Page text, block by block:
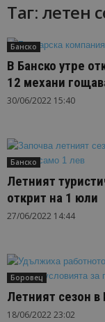
Таг: летен
Банско
В Банско утре
12 механи
30/06/2022 15:40
Банско
Летният
открит на 1 юли
27/06/2022 14:44
Боровец
Летният сезон
18/06/2022 23:02